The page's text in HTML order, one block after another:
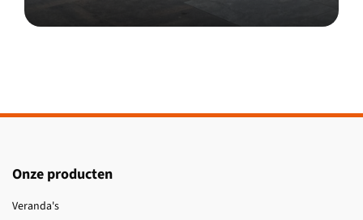
Onze producten
Veranda's